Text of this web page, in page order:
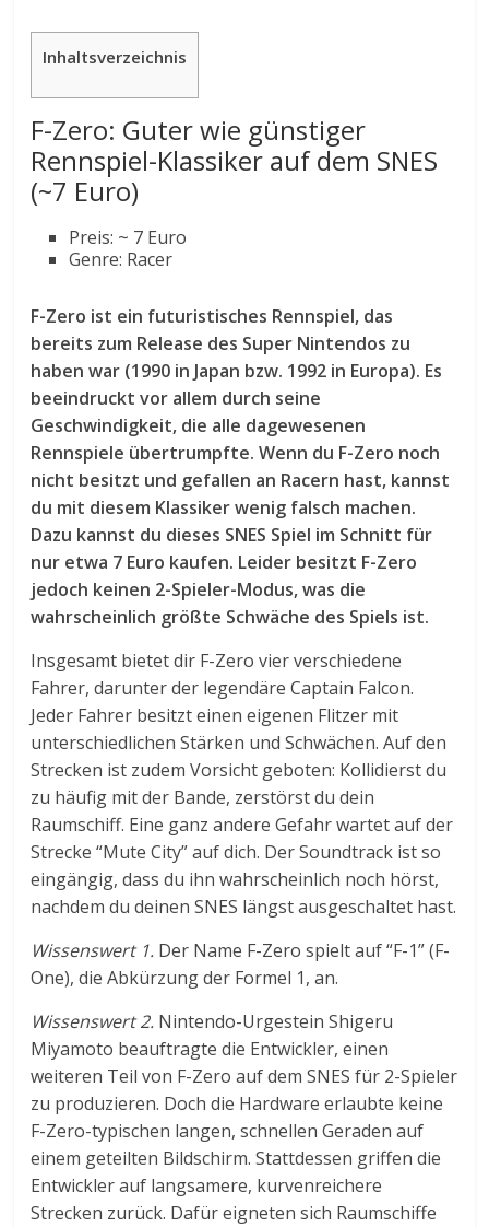
Inhaltsverzeichnis
F-Zero: Guter wie günstiger
Rennspiel-Klassiker auf dem SNES
(~7 Euro)
Preis: ~ 7 Euro
Genre: Racer
F-Zero ist ein futuristisches Rennspiel, das
bereits zum Release des Super Nintendos zu
haben war (1990 in Japan bzw. 1992 in Europa). Es
beeindruckt vor allem durch seine
Geschwindigkeit, die alle dagewesenen
Rennspiele übertrumpfte. Wenn du F-Zero noch
nicht besitzt und gefallen an Racern hast, kannst
du mit diesem Klassiker wenig falsch machen.
Dazu kannst du dieses SNES Spiel im Schnitt für
nur etwa 7 Euro kaufen. Leider besitzt F-Zero
jedoch keinen 2-Spieler-Modus, was die
wahrscheinlich größte Schwäche des Spiels ist.
Insgesamt bietet dir F-Zero vier verschiedene
Fahrer, darunter der legendäre Captain Falcon.
Jeder Fahrer besitzt einen eigenen Flitzer mit
unterschiedlichen Stärken und Schwächen. Auf den
Strecken ist zudem Vorsicht geboten: Kollidierst du
zu häufig mit der Bande, zerstörst du dein
Raumschiff. Eine ganz andere Gefahr wartet auf der
Strecke “Mute City” auf dich. Der Soundtrack ist so
eingängig, dass du ihn wahrscheinlich noch hörst,
nachdem du deinen SNES längst ausgeschaltet hast.
Wissenswert 1. Der Name F-Zero spielt auf “F-1” (F-
One), die Abkürzung der Formel 1, an.
Wissenswert 2. Nintendo-Urgestein Shigeru
Miyamoto beauftragte die Entwickler, einen
weiteren Teil von F-Zero auf dem SNES für 2-Spieler
zu produzieren. Doch die Hardware erlaubte keine
F-Zero-typischen langen, schnellen Geraden auf
einem geteilten Bildschirm. Stattdessen griffen die
Entwickler auf langsamere, kurvenreichere
Strecken zurück. Dafür eigneten sich Raumschiffe